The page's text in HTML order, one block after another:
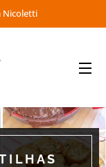
Nicoletti